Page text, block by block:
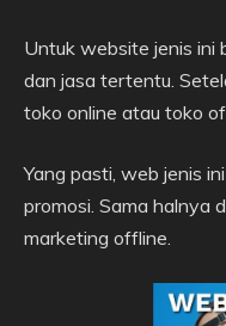
Untuk website jenis ini
dan jasa tertentu.
toko online atau toko
Yang pasti, web jenis
promosi. Sama halnya
marketing offline.